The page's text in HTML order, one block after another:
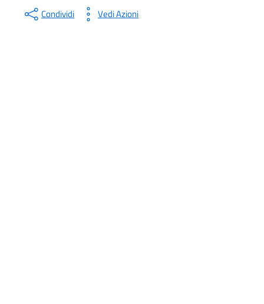
Condividi Vedi Azioni